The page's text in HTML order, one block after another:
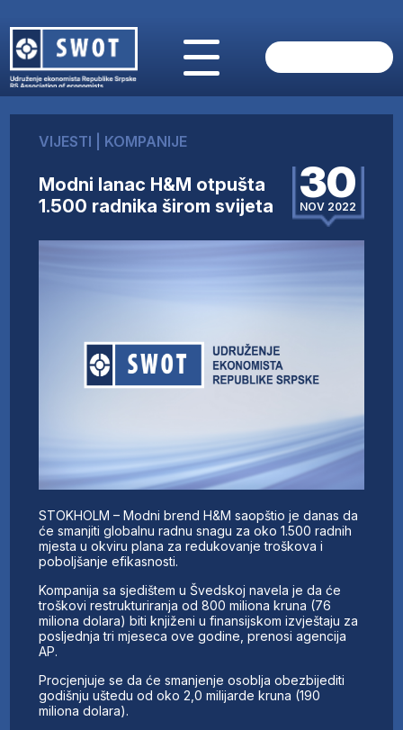
O NAMA
AKTUELNO
ANALIZE
FINANSIJE
UČLANI SE
VIJESTI KOMPANIJE
Modni lanac H&M otpušta
1.500 radnika širom svijeta
30
NOV 2022
STOKHOLM – Modni brend H&M saopštio je danas da
će smanjiti globalnu radnu snagu za oko 1.500 radnih
mjesta u okviru plana za redukovanje troškova i
poboljšanje efikasnosti.
Kompanija sa sjedištem u Švedskoj navela je da će
troškovi restrukturiranja od 800 miliona kruna (76
miliona dolara) biti knjiženi u finansijskom izvještaju za
posljednja tri mjeseca ove godine, prenosi agencija
AP.
Procjenjuje se da će smanjenje osoblja obezbijediti
godišnju uštedu od oko 2,0 milijarde kruna (190
miliona dolara).